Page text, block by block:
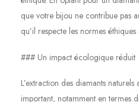
que votre bijou ne contribue pas
qu’il respecte les normes
### Un impact écologique réduit
L’extraction des diamants
important, notamment en termes